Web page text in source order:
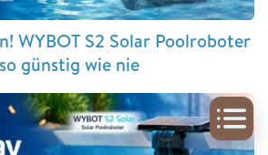
WYBOT S2 Solar Poolroboter
günstig wie nie